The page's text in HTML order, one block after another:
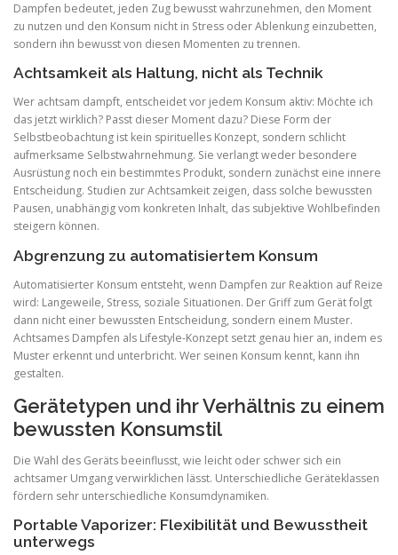
Dampfen bedeutet, jeden Zug bewusst wahrzunehmen, den Moment
zu nutzen und den Konsum nicht in Stress oder Ablenkung einzubetten,
sondern ihn bewusst von diesen Momenten zu trennen.
Achtsamkeit als Haltung, nicht als Technik
Wer achtsam dampft, entscheidet vor jedem Konsum aktiv: Möchte ich
das jetzt wirklich? Passt dieser Moment dazu? Diese Form der
Selbstbeobachtung ist kein spirituelles Konzept, sondern schlicht
aufmerksame Selbstwahrnehmung. Sie verlangt weder besondere
Ausrüstung noch ein bestimmtes Produkt, sondern zunächst eine innere
Entscheidung. Studien zur Achtsamkeit zeigen, dass solche bewussten
Pausen, unabhängig vom konkreten Inhalt, das subjektive Wohlbefinden
steigern können.
Abgrenzung zu automatisiertem Konsum
Automatisierter Konsum entsteht, wenn Dampfen zur Reaktion auf Reize
wird: Langeweile, Stress, soziale Situationen. Der Griff zum Gerät folgt
dann nicht einer bewussten Entscheidung, sondern einem Muster.
Achtsames Dampfen als Lifestyle-Konzept setzt genau hier an, indem es
Muster erkennt und unterbricht. Wer seinen Konsum kennt, kann ihn
gestalten.
Gerätetypen und ihr Verhältnis zu einem
bewussten Konsumstil
Die Wahl des Geräts beeinflusst, wie leicht oder schwer sich ein
achtsamer Umgang verwirklichen lässt. Unterschiedliche Geräteklassen
fördern sehr unterschiedliche Konsumdynamiken.
Portable Vaporizer: Flexibilität und Bewusstheit
unterwegs